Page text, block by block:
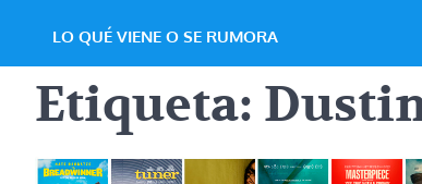
LO QUÉ VIENE O SE RUMORA
Etiqueta: